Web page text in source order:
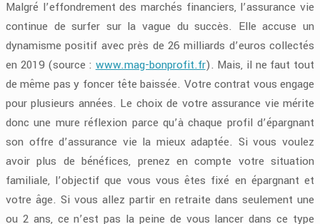
Malgré l’effondrement des marchés financiers, l’assurance vie
continue de surfer sur la vague du succès. Elle accuse un
dynamisme positif avec près de 26 milliards d’euros collectés
en 2019 (source : www.mag-bonprofit.fr). Mais, il ne faut tout
de même pas y foncer tête baissée. Votre contrat vous engage
pour plusieurs années. Le choix de votre assurance vie mérite
donc une mure réflexion parce qu’à chaque profil d’épargnant
son offre d’assurance vie la mieux adaptée. Si vous voulez
avoir plus de bénéfices, prenez en compte votre situation
familiale, l’objectif que vous vous êtes fixé en épargnant et
votre âge. Si vous allez partir en retraite dans seulement une
ou 2 ans, ce n’est pas la peine de vous lancer dans ce type